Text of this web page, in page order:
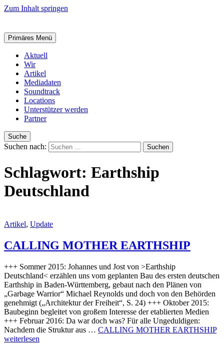
Zum Inhalt springen
Primäres Menü
Aktuell
Wir
Artikel
Mediadaten
Soundtrack
Locations
Unterstützer werden
Partner
Suche
Suchen nach:
Schlagwort: Earthship
Deutschland
Artikel, Update
CALLING MOTHER EARTHSHIP
+++ Sommer 2015: Johannes und Jost von >Earthship
Deutschland< erzählen uns vom geplanten Bau des ersten deutschen
Earthship in Baden-Württemberg, gebaut nach den Plänen von
„Garbage Warrior“ Michael Reynolds und doch von den Behörden
genehmigt („Architektur der Freiheit“, S. 24) +++ Oktober 2015:
Baubeginn begleitet von großem Interesse der etablierten Medien
+++ Februar 2016: Da war doch was? Für alle Ungeduldigen:
Nachdem die Struktur aus … CALLING MOTHER EARTHSHIP
weiterlesen